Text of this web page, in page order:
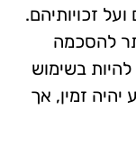
זכויותיהם.
להסכמה
בשימוש
יהיה זמין, אך